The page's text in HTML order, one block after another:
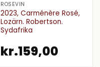
ROSÉVIN
2023, Carménère Rosé,
Lozärn. Robertson.
Sydafrika
kr.159,00